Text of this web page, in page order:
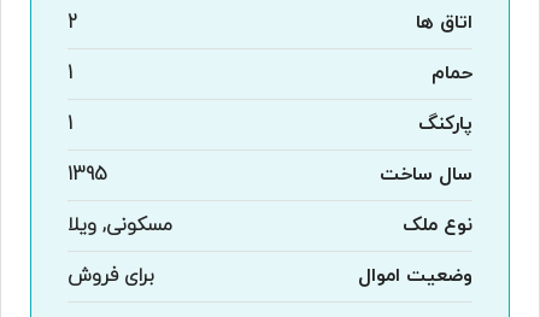
اتاق ها
2
حمام
1
پارکنگ
1
سال ساخت
1395
نوع ملک
مسکونی, ویلا
وضعیت اموال
برای فروش